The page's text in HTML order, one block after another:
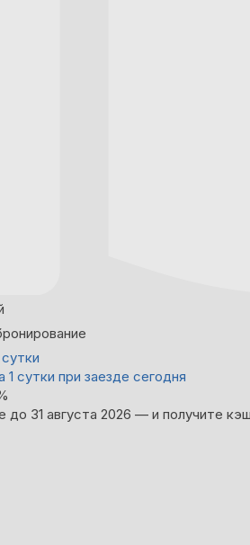
сутки при заезде сегодня
до 31 августа 2026 — и получите